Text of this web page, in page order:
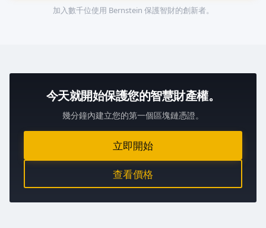
加入數千位使用 Bernstein 保護智財的創新者。
今天就開始保護您的智慧財產權。
幾分鐘內建立您的第一個區塊鏈憑證。
立即開始
查看價格